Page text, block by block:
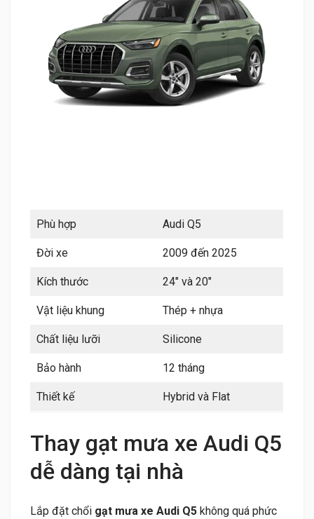
Phù hợp Audi Q5
Đời xe 2009 đến 2025
Kích thước 24″ và 20″
Vật liệu khung Thép + nhựa
Chất liệu lưỡi Silicone
Bảo hành 12 tháng
Thiết kế Hybrid và Flat
Thay gạt mưa xe Audi Q5
dễ dàng tại nhà
Lắp đặt chổi gạt mưa xe Audi Q5 không quá phức